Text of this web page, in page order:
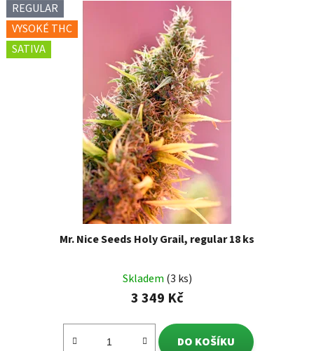
REGULAR
VYSOKÉ THC
SATIVA
Mr. Nice Seeds Holy Grail, regular 18 ks
Skladem (3 ks)
3 349 Kč
DO KOŠÍKU